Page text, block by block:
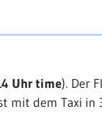
Uhr time). Der
mit dem Taxi in